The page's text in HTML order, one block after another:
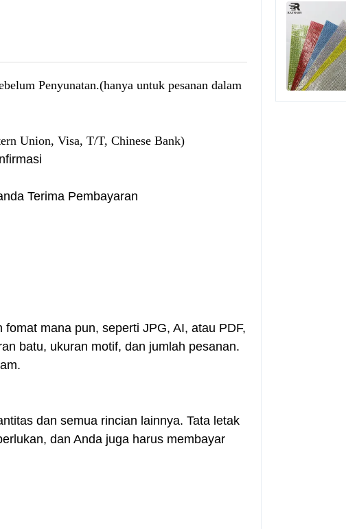
Penyunatan.(hanya untuk pesanan dalam
Union, Visa, T/T, Chinese Bank)
Terima Pembayaran
mana pun, seperti JPG, AI, atau PDF,
batu, ukuran motif, dan jumlah pesanan.
dan semua rincian lainnya. Tata letak
dan Anda juga harus membayar